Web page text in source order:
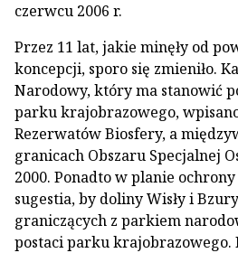
czerwcu 2006 r.
Przez 11 lat, jakie minęły od
koncepcji, sporo się zmieniło.
Narodowy, który ma stanowić
parku krajobrazowego,
Rezerwatów Biosfery, a
granicach Obszaru Specjalnej
2000. Ponadto w planie ochrony
sugestia, by doliny Wisły i
graniczących z parkiem
postaci parku krajobrazowego.